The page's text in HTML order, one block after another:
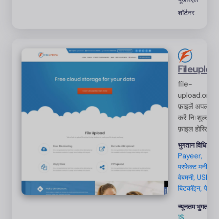
शॉर्टनर
file-
upload.org
फ़ाइलें अपलोड
करें निःशुल्क
फ़ाइल होस्टिंग
सुविधाएँ आपकी
दैनिक सुविधा
आसानी के लिए
निःशुल्क फ़ाइल
अपलोड, फ़ाइल
URL अपलोड
भुगतान विधि:
Payeer,
परफेक्ट मनी,
वेबमनी, USDT,
बिटकॉइन, पेपैल
न्यूनतम भुगतान: